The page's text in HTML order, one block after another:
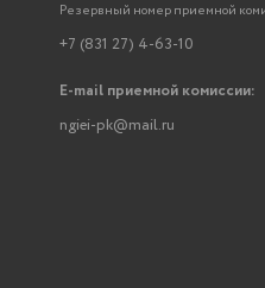
Резервный номер приемной
+7 (831 27) 4-63-10
E-mail приемной комиссии:
ngiei-pk@mail.ru